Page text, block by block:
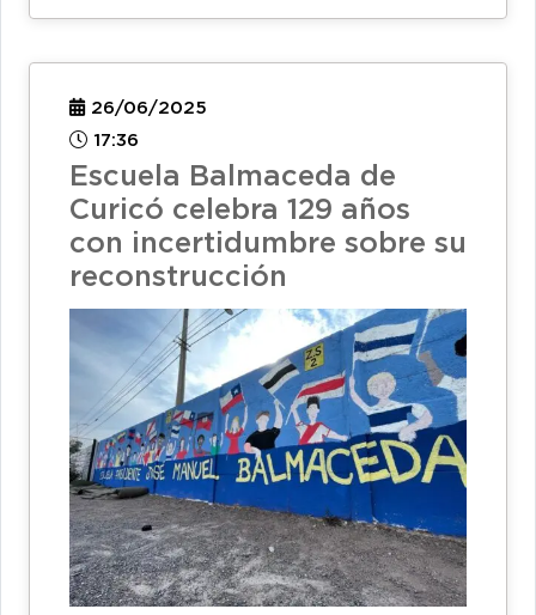
26/06/2025
17:36
Escuela Balmaceda de
Curicó celebra 129 años
con incertidumbre sobre su
reconstrucción